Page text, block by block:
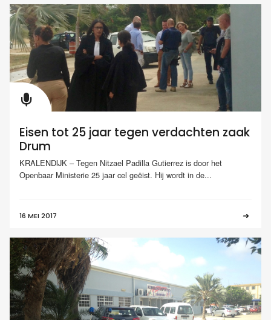
Eisen tot 25 jaar tegen verdachten zaak
Drum
KRALENDIJK – Tegen Nitzael Padilla Gutierrez is door het
Openbaar Ministerie 25 jaar cel geëist. Hij wordt in de...
16 MEI 2017